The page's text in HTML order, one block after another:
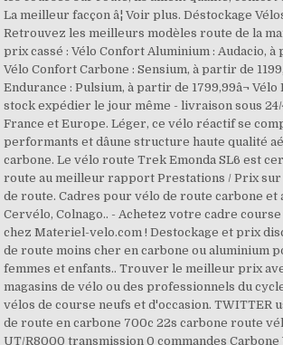
La meilleur facçon â¦ Voir plus. Déstockage
Retrouvez les meilleurs modèles route de la
prix cassé : Vélo Confort Aluminium : Audacio, à
Vélo Confort Carbone : Sensium, à partir de
Endurance : Pulsium, à partir de 1799,99â¬ Vélo
stock expédier le jour même - livraison sous
France et Europe. Léger, ce vélo réactif se
performants et dâune structure haute qualité
carbone. Le vélo route Trek Emonda SL6 est
route au meilleur rapport Prestations / Prix sur
de route. Cadres pour vélo de route carbone et
Cervélo, Colnago.. - Achetez votre cadre
chez Materiel-velo.com ! Destockage et prix
de route moins cher en carbone ou aluminium
femmes et enfants.. Trouver le meilleur prix
magasins de vélo ou des professionnels du
vélos de course neufs et d'occasion. TWITTER
de route en carbone 700c 22s carbone route
UT/R8000 transmission 0 commandes Carbone